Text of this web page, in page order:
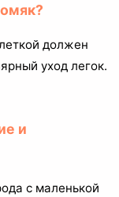
должен
уход легок.
и
с маленькой